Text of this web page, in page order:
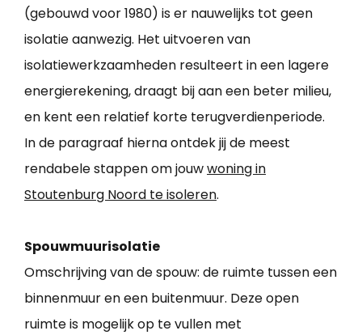
(gebouwd voor 1980) is er nauwelijks tot geen
isolatie aanwezig. Het uitvoeren van
isolatiewerkzaamheden resulteert in een lagere
energierekening, draagt bij aan een beter milieu,
en kent een relatief korte terugverdienperiode.
In de paragraaf hierna ontdek jij de meest
rendabele stappen om jouwwoning in
Stoutenburg Noord te isoleren.
Spouwmuurisolatie
Omschrijving van de spouw: de ruimte tussen een
binnenmuur en een buitenmuur. Deze open
ruimte is mogelijk op te vullen met